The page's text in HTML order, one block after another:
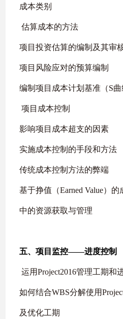
成本类别
估算成本的方法
项目投资估算的编制及其审
项目风险应对的预算编制
编制项目成本计划基准（S曲
项目成本控制
影响项目成本超支的因素
实施成本控制的手段和方法
传统成本控制方法的弊端
基于挣值（Earned Value）的
中的资源获取与管理
五、项目监控——进度控制
运用Project2016管理工期和
如何结合WBS分解使用
及优化工期